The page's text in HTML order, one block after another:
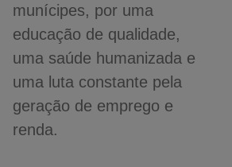
munícipes, por uma
educação de qualidade,
uma saúde humanizada e
uma luta constante pela
geração de emprego e
renda.